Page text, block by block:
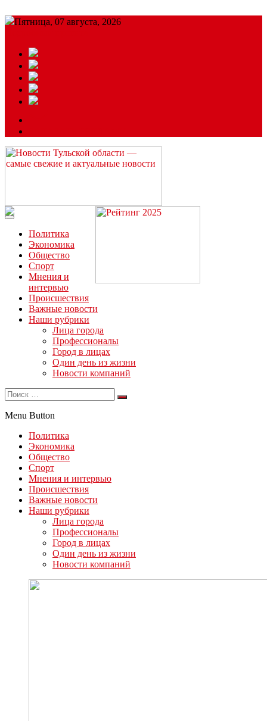
Пятница, 07 августа, 2026
Читайте последние новости дня в Тульской области на сайте
“ЗаНовомосковск”
Политика
Экономика
Общество
Спорт
Мнения и
интервью
Происшествия
Важные новости
Наши рубрики
Лица города
Профессионалы
Город в лицах
Один день из жизни
Новости компаний
Menu Button
Политика
Экономика
Общество
Спорт
Мнения и интервью
Происшествия
Важные новости
Наши рубрики
Лица города
Профессионалы
Город в лицах
Один день из жизни
Новости компаний